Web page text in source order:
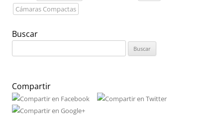
Cámaras Compactas
Buscar
Compartir